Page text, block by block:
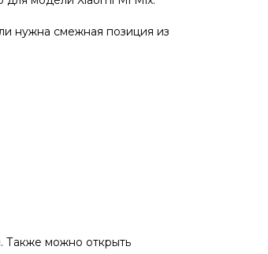
нужна смежная позиция из
Также можно открыть